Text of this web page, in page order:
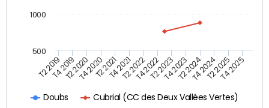
Doubs Cubrial (CC des Deux Vallées Vertes)
T2 2019T4 2019T2 2020T4 2020T2 2021T4 2021T2 2022T4 2022T2 2023T4 2023T2 2024T4 2024T2 2025T4 2025
500
1000